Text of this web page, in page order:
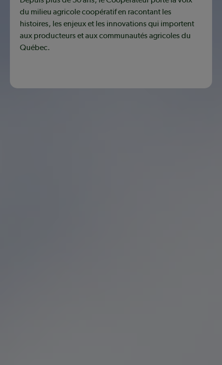
du milieu agricole coopératif en racontant les
histoires, les enjeux et les innovations qui importent
aux producteurs et aux communautés agricoles du
Québec.